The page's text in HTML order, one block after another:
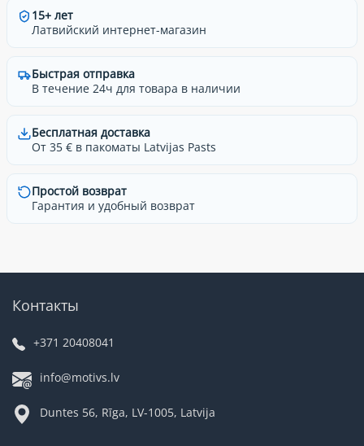
15+ лет
Латвийский интернет-магазин
Быстрая отправка
В течение 24ч для товара в наличии
Бесплатная доставка
От 35 € в пакоматы Latvijas Pasts
Простой возврат
Гарантия и удобный возврат
Контакты
+371 20408041
info@motivs.lv
Duntes 56, Rīga, LV-1005, Latvija